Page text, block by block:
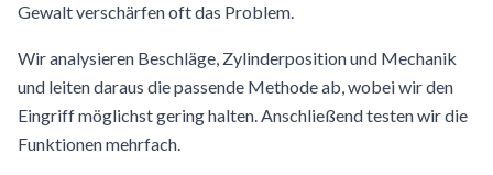
Gewalt verschärfen oft das Problem.
Wir analysieren Beschläge, Zylinderposition und Mechanik
und leiten daraus die passende Methode ab, wobei wir den
Eingriff möglichst gering halten. Anschließend testen wir die
Funktionen mehrfach.